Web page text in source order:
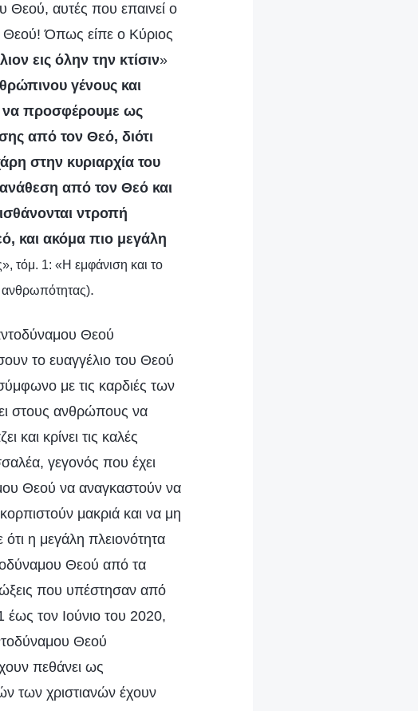
Θεού, αυτές που επαινεί ο
Θεού! Όπως είπε ο Κύριος
εις όλην την κτίσιν»
γένους και
να προσφέρουμε ως
από τον Θεό, διότι
στην κυριαρχία του
από τον Θεό και
ντροπή
και ακόμα πιο μεγάλη
τόμ. 1: «Η εμφάνιση και το
ανθρωπότητας).
Θεού
το ευαγγέλιο του Θεού
με τις καρδιές των
στους ανθρώπους να
και κρίνει τις καλές
γεγονός που έχει
Θεού να αναγκαστούν να
μακριά και να μη
η μεγάλη πλειονότητα
Θεού από τα
που υπέστησαν από
έως τον Ιούνιο του 2020,
Θεού
πεθάνει ως
των χριστιανών έχουν